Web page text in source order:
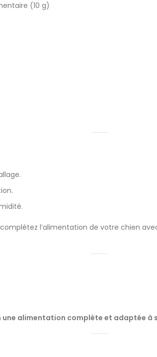
(10 g)
l’alimentation de votre chien
alimentation complète et adaptée à